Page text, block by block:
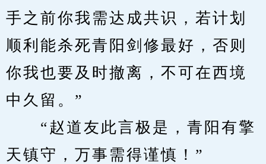
手之前你我需达成共识，若计划
顺利能杀死青阳剑修最好，否则
你我也要及时撤离，不可在西境
中久留。”
“赵道友此言极是，青阳有擎
天镇守，万事需得谨慎！”